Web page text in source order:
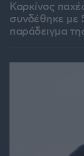
Καρκίνος
συνδέθηκε με
παράδειγμα